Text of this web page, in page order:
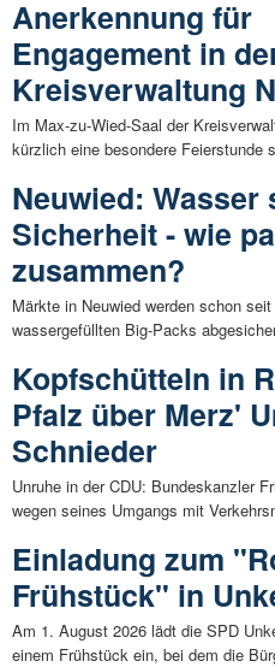
Anerkennung für
Engagement in
Kreisverwaltung
Im Max-zu-Wied-Saal der
kürzlich eine besondere Feierstunde
Neuwied: Wasser
Sicherheit - wie
zusammen?
Märkte in Neuwied werden schon
wassergefüllten Big-Packs
Kopfschütteln in
Pfalz über Merz'
Schnieder
Unruhe in der CDU: Bundeskanzler
wegen seines Umgangs mit
Einladung zum
Frühstück" in
Am 1. August 2026 lädt die SPD
einem Frühstück ein, bei dem die